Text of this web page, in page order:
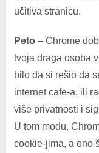
učitiva stranicu.
Peto– Chrome
tvoja draga osoba
bilo da si rešio da
internet cafe-a, ili
više privatnosti i
U tom modu,
cookie-jima, a ono